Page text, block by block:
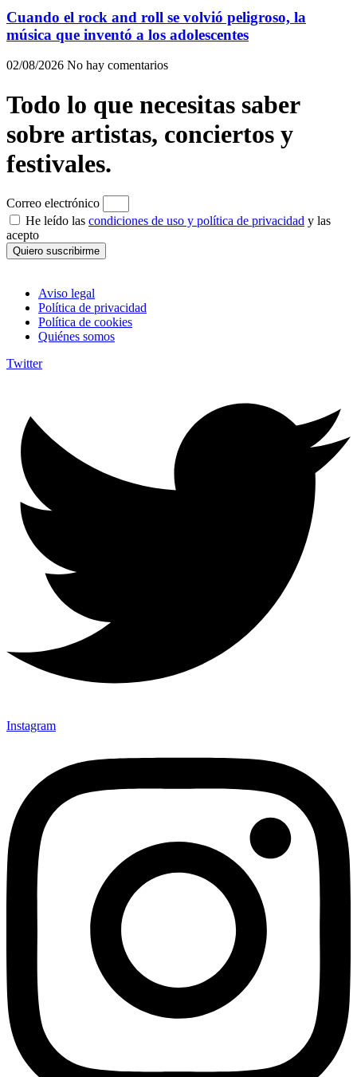
Cuando el rock and roll se volvió peligroso, la
música que inventó a los adolescentes
02/08/2026 No hay comentarios
Todo lo que necesitas saber
sobre artistas, conciertos y
festivales.
Correo electrónico
He leído las condiciones de uso y política de privacidad y las
acepto
Quiero suscribirme
Aviso legal
Política de privacidad
Política de cookies
Quiénes somos
Twitter
Instagram